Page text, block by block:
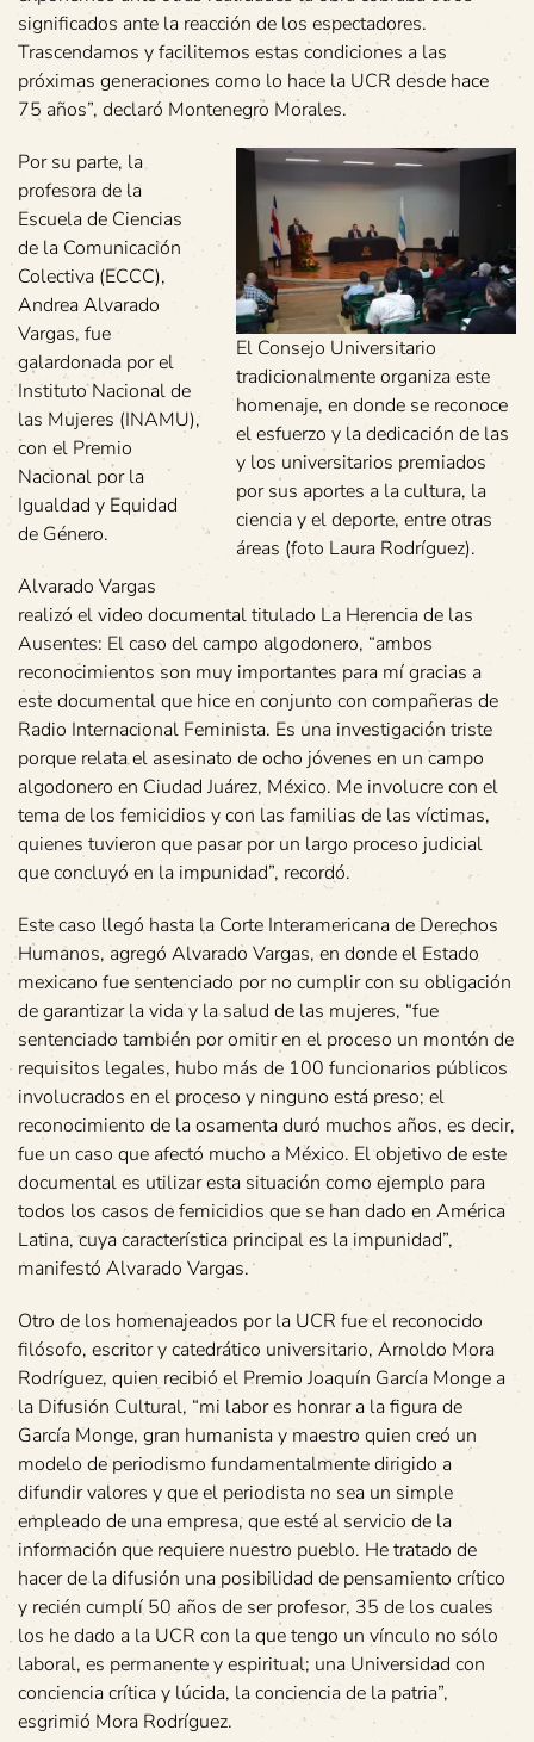
significados ante la reacción de los espectadores.
Trascendamos y facilitemos estas condiciones a las
próximas generaciones como lo hace la UCR desde hace
75 años”, declaró Montenegro Morales.
El Consejo Universitario
tradicionalmente organiza este
homenaje, en donde se reconoce
el esfuerzo y la dedicación de las
y los universitarios premiados
por sus aportes a la cultura, la
ciencia y el deporte, entre otras
áreas (foto Laura Rodríguez).
Por su parte, la
profesora de la
Escuela de Ciencias
de la Comunicación
Colectiva (ECCC),
Andrea Alvarado
Vargas, fue
galardonada por el
Instituto Nacional de
las Mujeres (INAMU),
con el Premio
Nacional por la
Igualdad y Equidad
de Género.
Alvarado Vargas
realizó el video documental titulado La Herencia de las
Ausentes: El caso del campo algodonero, “ambos
reconocimientos son muy importantes para mí gracias a
este documental que hice en conjunto con compañeras de
Radio Internacional Feminista. Es una investigación triste
porque relata el asesinato de ocho jóvenes en un campo
algodonero en Ciudad Juárez, México. Me involucre con el
tema de los femicidios y con las familias de las víctimas,
quienes tuvieron que pasar por un largo proceso judicial
que concluyó en la impunidad”, recordó.
Este caso llegó hasta la Corte Interamericana de Derechos
Humanos, agregó Alvarado Vargas, en donde el Estado
mexicano fue sentenciado por no cumplir con su obligación
de garantizar la vida y la salud de las mujeres, “fue
sentenciado también por omitir en el proceso un montón de
requisitos legales, hubo más de 100 funcionarios públicos
involucrados en el proceso y ninguno está preso; el
reconocimiento de la osamenta duró muchos años, es decir,
fue un caso que afectó mucho a México. El objetivo de este
documental es utilizar esta situación como ejemplo para
todos los casos de femicidios que se han dado en América
Latina, cuya característica principal es la impunidad”,
manifestó Alvarado Vargas.
Otro de los homenajeados por la UCR fue el reconocido
filósofo, escritor y catedrático universitario, Arnoldo Mora
Rodríguez, quien recibió el Premio Joaquín García Monge a
la Difusión Cultural, “mi labor es honrar a la figura de
García Monge, gran humanista y maestro quien creó un
modelo de periodismo fundamentalmente dirigido a
difundir valores y que el periodista no sea un simple
empleado de una empresa, que esté al servicio de la
información que requiere nuestro pueblo. He tratado de
hacer de la difusión una posibilidad de pensamiento crítico
y recién cumplí 50 años de ser profesor, 35 de los cuales
los he dado a la UCR con la que tengo un vínculo no sólo
laboral, es permanente y espiritual; una Universidad con
conciencia crítica y lúcida, la conciencia de la patria”,
esgrimió Mora Rodríguez.